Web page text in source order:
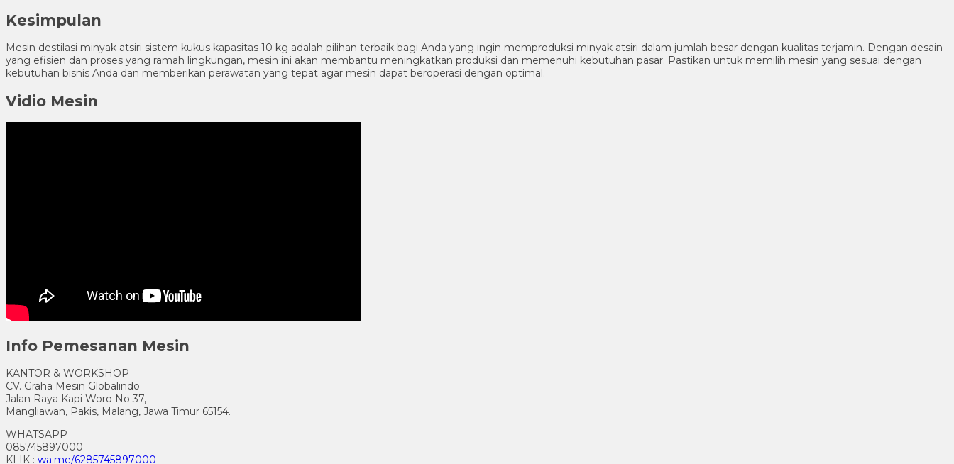
Kesimpulan
Mesin destilasi minyak atsiri sistem kukus kapasitas 10 kg adalah pilihan terbaik bagi Anda yang ingin memproduksi minyak atsiri dalam jumlah besar dengan kualitas terjamin. Dengan desain
yang efisien dan proses yang ramah lingkungan, mesin ini akan membantu meningkatkan produksi dan memenuhi kebutuhan pasar. Pastikan untuk memilih mesin yang sesuai dengan
kebutuhan bisnis Anda dan memberikan perawatan yang tepat agar mesin dapat beroperasi dengan optimal.
Vidio Mesin
Info Pemesanan Mesin
KANTOR & WORKSHOP
CV. Graha Mesin Globalindo
Jalan Raya Kapi Woro No 37,
Mangliawan, Pakis, Malang, Jawa Timur 65154.
WHATSAPP
085745897000
KLIK : wa.me/6285745897000